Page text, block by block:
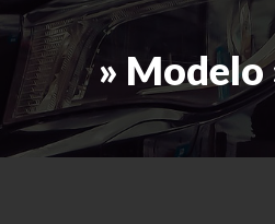
» Modelo